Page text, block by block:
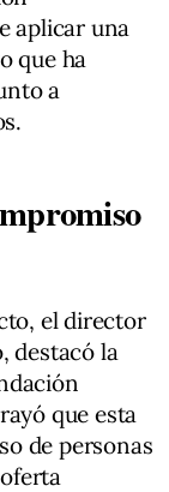
aplicar una
que ha
a
el director
destacó la
que esta
de personas